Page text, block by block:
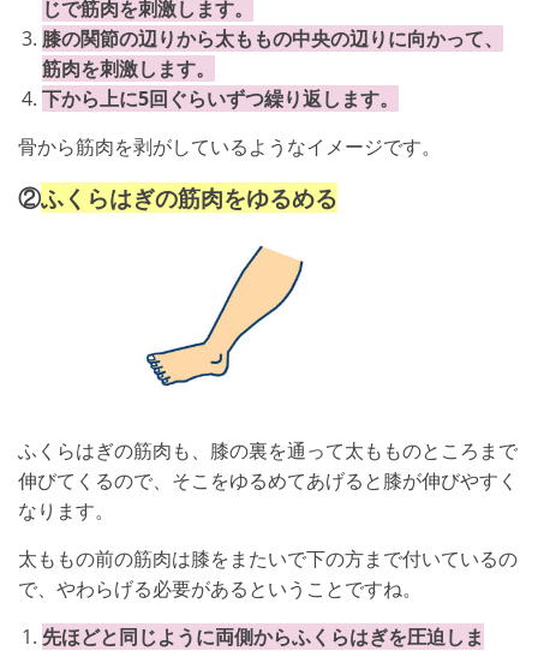
じで筋肉を刺激します。
膝の関節の辺りから太ももの中央の辺りに向かって、
筋肉を刺激します。
下から上に5回ぐらいずつ繰り返します。
骨から筋肉を剥がしているようなイメージです。
②ふくらはぎの筋肉をゆるめる
ふくらはぎの筋肉も、膝の裏を通って太もものところまで
伸びてくるので、そこをゆるめてあげると膝が伸びやすく
なります。
太ももの前の筋肉は膝をまたいで下の方まで付いているの
で、やわらげる必要があるということですね。
先ほどと同じように両側からふくらはぎを圧迫しま